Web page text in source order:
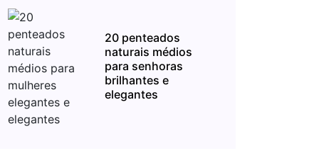
20 penteados
naturais médios
para senhoras
brilhantes e
elegantes